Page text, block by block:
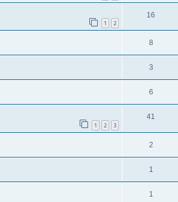
1 2
16
8
3
6
1 2 3
41
2
1
1